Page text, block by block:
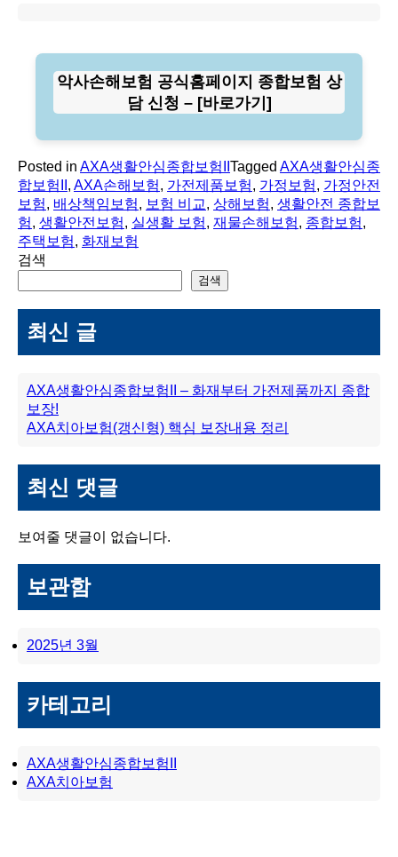
악사손해보험 공식홈페이지 종합보험 상
담 신청 – [바로가기]
Posted in AXA생활안심종합보험II Tagged AXA생활안심종
합보험II , AXA손해보험, 가전제품보험, 가정보험, 가정안전
보험, 배상책임보험, 보험 비교, 상해보험, 생활안전 종합보
험, 생활안전보험, 실생활 보험, 재물손해보험, 종합보험,
주택보험, 화재보험
검색
검색
최신 글
AXA생활안심종합보험II – 화재부터 가전제품까지 종합
보장!
AXA치아보험(갱신형) 핵심 보장내용 정리
최신 댓글
보여줄 댓글이 없습니다.
보관함
2025년 3월
카테고리
AXA생활안심종합보험II
AXA치아보험